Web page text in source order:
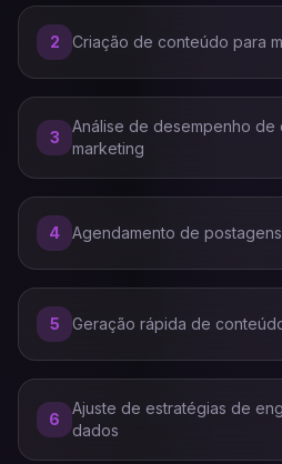
2 Criação de conteúdo para
3
Análise de desempenho de
marketing
4 Agendamento de
5 Geração rápida de
6
Ajuste de estratégias de
dados